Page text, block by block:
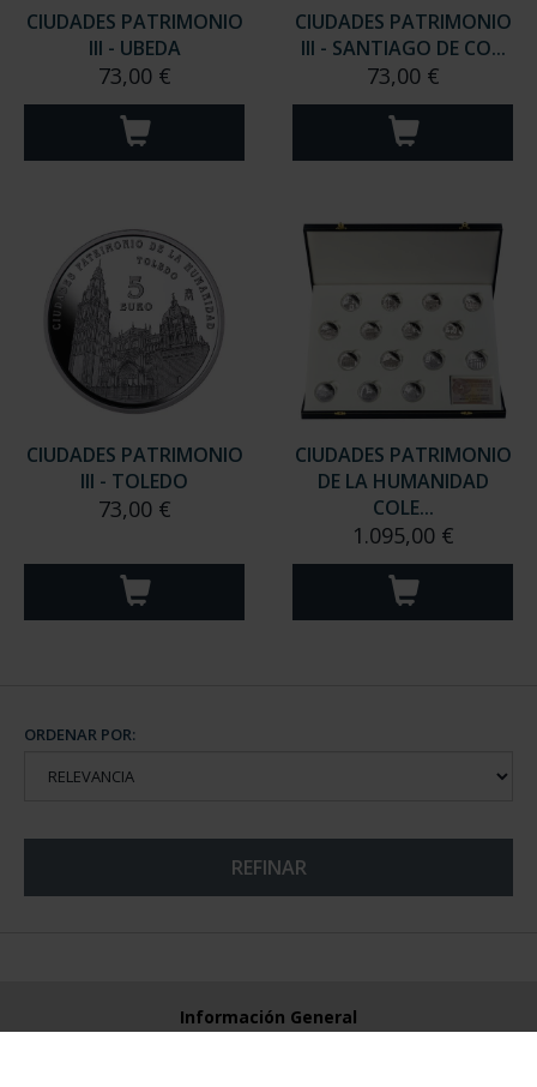
CIUDADES PATRIMONIO
III - UBEDA
73,00 €
CIUDADES PATRIMONIO
III - SANTIAGO DE CO...
73,00 €
CIUDADES PATRIMONIO
III - TOLEDO
73,00 €
CIUDADES PATRIMONIO
DE LA HUMANIDAD
COLE...
1.095,00 €
ORDENAR POR:
REFINAR
Información General